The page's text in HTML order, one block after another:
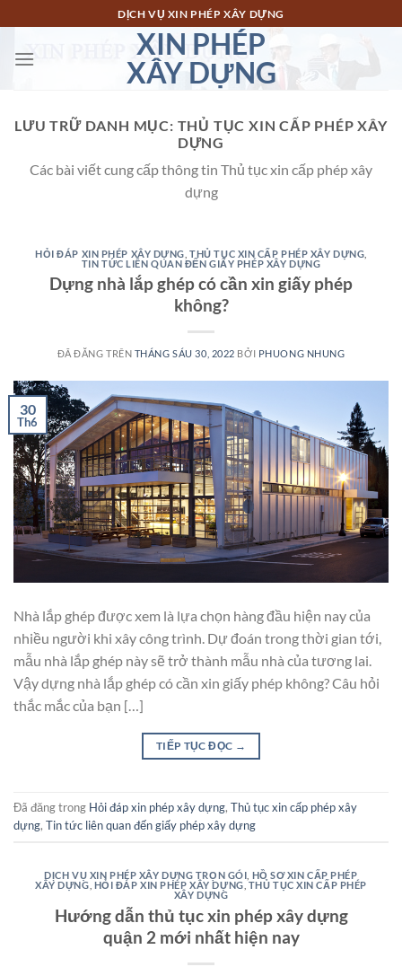
đến
nội
DỊCH VỤ XIN PHÉP XÂY DỰNG
XIN PHÉP
XÂY DỰNG
LƯU TRỮ DANH MỤC: THỦ TỤC XIN CẤP PHÉP XÂY
DỰNG
Các bài viết cung cấp thông tin Thủ tục xin cấp phép xây
dựng
HỎI ĐÁP XIN PHÉP XÂY DỰNG ,THỦ TỤC XIN CẤP PHÉP XÂY DỰNG
TIN TỨC LIÊN QUAN ĐẾN GIẤY PHÉP XÂY DỰNG
Dựng nhà lắp ghép có cần xin giấy phép
không?
ĐÃ ĐĂNG TRÊN THÁNG SÁU 30, 2022 BỞI PHUONG NHUNG
30
Th6
Nhà lắp ghép được xem là lựa chọn hàng đầu hiện nay của
nhiều người khi xây công trình. Dự đoán trong thời gian tới,
mẫu nhà lắp ghép này sẽ trở thành mẫu nhà của tương lai.
Vậy dựng nhà lắp ghép có cần xin giấy phép không? Câu hỏi
thắc mắc của bạn […]
TIẾP TỤC ĐỌC →
Đã đăng trong Hỏi đáp xin phép xây dựng, Thủ tục xin cấp phép xây
dựng, Tin tức liên quan đến giấy phép xây dựng
DỊCH VỤ XIN PHÉP XÂY DỰNG TRỌN GÓI HỒ SƠ XIN CẤP PHÉP
XÂY DỰNG HỎI ĐÁP XIN PHÉP XÂY DỰNG ,THỦ TỤC XIN CẤP PHÉP
XÂY DỰNG
Hướng dẫn thủ tục xin phép xây dựng
quận 2 mới nhất hiện nay